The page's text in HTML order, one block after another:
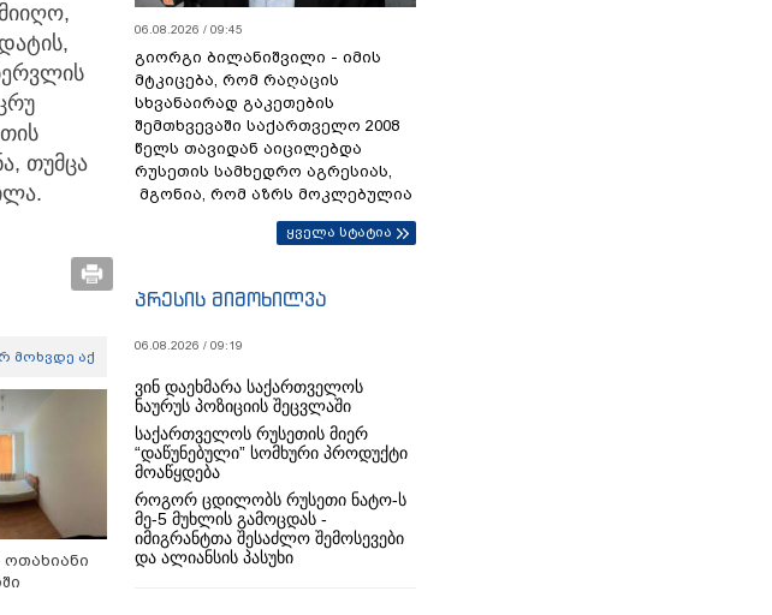
თუმცა
მოხვდე აქ
ოთახიანი
06.08.2026 / 09:45
გიორგი ბილანიშვილი - იმის
მტკიცება, რომ რაღაცის
სხვანაირად გაკეთების
შემთხვევაში საქართველო 2008
წელს თავიდან აიცილებდა
რუსეთის სამხედრო აგრესიას,
მგონია, რომ აზრს მოკლებულია
ყველა სტატია
პრესის მიმოხილვა
06.08.2026 / 09:19
ვინ დაეხმარა საქართველოს
ნაურუს პოზიციის შეცვლაში
საქართველოს რუსეთის მიერ
“დაწუნებული” სომხური პროდუქტი
მოაწყდება
როგორ ცდილობს რუსეთი ნატო-ს
მე-5 მუხლის გამოცდას -
იმიგრანტთა შესაძლო შემოსევები
და ალიანსის პასუხი